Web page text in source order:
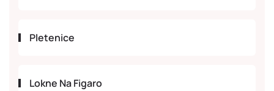
Pletenice
Lokne Na Figaro